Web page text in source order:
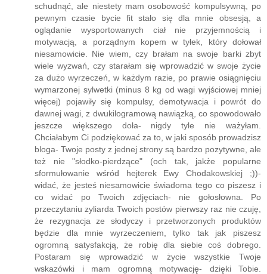
schudnąć, ale niestety mam osobowość kompulsywną, po
pewnym czasie bycie fit stało się dla mnie obsesją, a
oglądanie wysportowanych ciał nie przyjemnością i
motywacją, a porządnym kopem w tyłek, który dołował
niesamowicie. Nie wiem, czy brałam na swoje barki zbyt
wiele wyzwań, czy starałam się wprowadzić w swoje życie
za dużo wyrzeczeń, w każdym razie, po prawie osiągnięciu
wymarzonej sylwetki (minus 8 kg od wagi wyjściowej mniej
więcej) pojawiły się kompulsy, demotywacja i powrót do
dawnej wagi, z dwukilogramową nawiązką, co spowodowało
jeszcze większego doła- nigdy tyle nie ważyłam.
Chciałabym Ci podziękować za to, w jaki sposób prowadzisz
bloga- Twoje posty z jednej strony są bardzo pozytywne, ale
też nie "słodko-pierdzące" (och tak, jakże popularne
sformułowanie wśród hejterek Ewy Chodakowskiej ;))-
widać, że jesteś niesamowicie świadoma tego co piszesz i
co widać po Twoich zdjęciach- nie gołosłowna. Po
przeczytaniu zyliarda Twoich postów pierwszy raz nie czuję,
że rezygnacja ze słodyczy i przetworzonych produktów
będzie dla mnie wyrzeczeniem, tylko tak jak piszesz
ogromną satysfakcją, że robię dla siebie coś dobrego.
Postaram się wprowadzić w życie wszystkie Twoje
wskazówki i mam ogromną motywację- dzięki Tobie.